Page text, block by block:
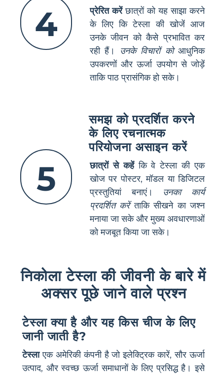
4 प्रेरित करेंछात्रों को यह साझा करने
के लिए कि टेस्ला की खोजें आज
उनके जीवन को कैसे प्रभावित कर
रही हैं। उनके विचारों कोआधुनिक
उपकरणों और ऊर्जा उपयोग से जोड़ें
ताकि पाठ प्रासंगिक हो सके।
5
समझ को प्रदर्शित करने
के लिए रचनात्मक
परियोजना असाइन करें
छात्रों से कहेंकि वे टेस्ला की एक
खोज पर पोस्टर, मॉडल या डिजिटल
प्रस्तुतियां बनाएं। उनका कार्य
प्रदर्शित करेंताकि सीखने का जश्न
मनाया जा सके और मुख्य अवधारणाओं
को मजबूत किया जा सके।
निकोला टेस्ला की जीवनी के बारे में
अक्सर पूछे जाने वाले प्रश्न
टेस्ला क्या है और यह किस चीज के लिए
जानी जाती है?
टेस्लाएक अमेरिकी कंपनी है जो इलेक्ट्रिक कारें, सौर ऊर्जा
उत्पाद, और स्वच्छ ऊर्जा समाधानों के लिए प्रसिद्ध है। इसे